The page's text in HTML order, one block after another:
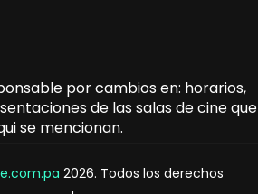
por cambios en: horarios,
de las salas de cine que
se mencionan.
2026. Todos los derechos